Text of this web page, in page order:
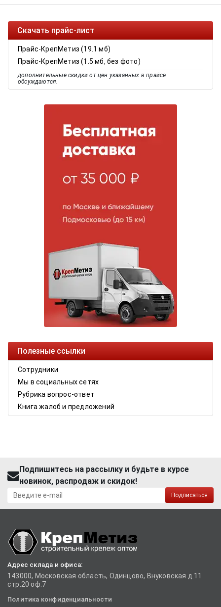
Скачать прайс-лист
Прайс-КрепМетиз (19.1 мб)
Прайс-КрепМетиз (1.5 мб, без фото)
дополнительные скидки от цен указанных в прайсе
обсуждаются.
Полезные ссылки
Сотрудники
Мы в социальных сетях
Рубрика вопрос-ответ
Книга жалоб и предложений
Подпишитесь на рассылку и будьте в курсе
новинок, распродаж и скидок!
Подписаться
Адрес склада и офиса:
143000, Московская область, Одинцово, Внуковская д.11
стр.20 оф.7
Политика конфиденциальности